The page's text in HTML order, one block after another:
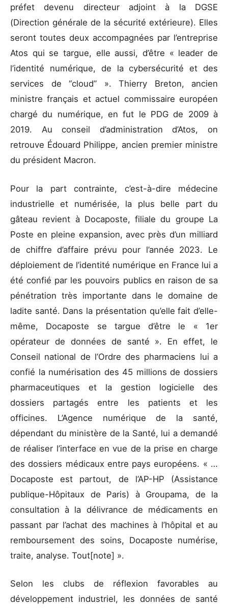
préfet devenu directeur adjoint à la DGSE
(Direction générale de la sécurité extérieure). Elles
seront toutes deux accompagnées par l’entreprise
Atos qui se targue, elle aussi, d’être « leader de
l’identité numérique, de la cybersécurité et des
services de “cloud” ». Thierry Breton, ancien
ministre français et actuel commissaire européen
chargé du numérique, en fut le PDG de 2009 à
2019. Au conseil d’administration d’Atos, on
retrouve Édouard Philippe, ancien premier ministre
du président Macron.
Pour la part contrainte, c’est-à-dire médecine
industrielle et numérisée, la plus belle part du
gâteau revient à Docaposte, filiale du groupe La
Poste en pleine expansion, avec près d’un milliard
de chiffre d’affaire prévu pour l’année 2023. Le
déploiement de l’identité numérique en France lui a
été confié par les pouvoirs publics en raison de sa
pénétration très importante dans le domaine de
ladite santé. Dans la présentation qu’elle fait d’elle-
même, Docaposte se targue d’être le « 1er
opérateur de données de santé ». En effet, le
Conseil national de l’Ordre des pharmaciens lui a
confié la numérisation des 45 millions de dossiers
pharmaceutiques et la gestion logicielle des
dossiers partagés entre les patients et les
officines. L’Agence numérique de la santé,
dépendant du ministère de la Santé, lui a demandé
de réaliser l’interface en vue de la prise en charge
des dossiers médicaux entre pays européens. « …
Docaposte est partout, de l’AP-HP (Assistance
publique-Hôpitaux de Paris) à Groupama, de la
consultation à la délivrance de médicaments en
passant par l’achat des machines à l’hôpital et au
remboursement des soins, Docaposte numérise,
traite, analyse. Tout[note] ».
Selon les clubs de réflexion favorables au
développement industriel, les données de santé